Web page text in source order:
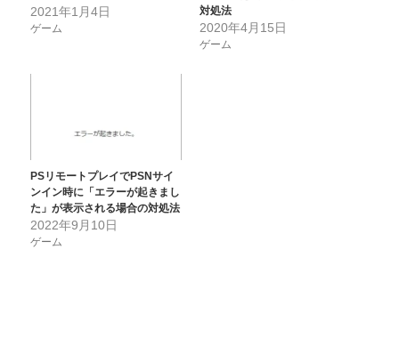
2021年1月4日
ゲーム
対処法
2020年4月15日
ゲーム
PSリモートプレイでPSNサイ
ンイン時に「エラーが起きまし
た」が表示される場合の対処法
2022年9月10日
ゲーム